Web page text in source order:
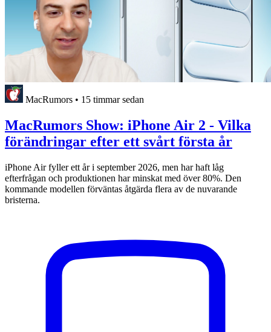
MacRumors • 15 timmar sedan
MacRumors Show: iPhone Air 2 - Vilka
förändringar efter ett svårt första år
iPhone Air fyller ett år i september 2026, men har haft låg
efterfrågan och produktionen har minskat med över 80%. Den
kommande modellen förväntas åtgärda flera av de nuvarande
bristerna.